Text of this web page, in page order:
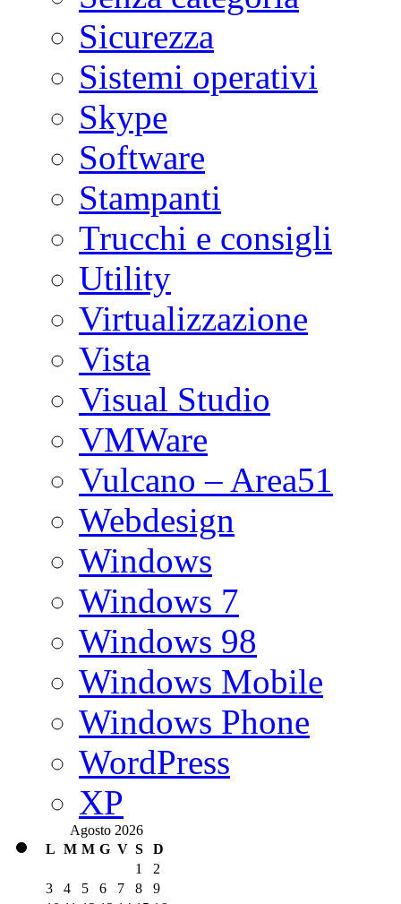
Sicurezza
Sistemi operativi
Skype
Software
Stampanti
Trucchi e consigli
Utility
Virtualizzazione
Vista
Visual Studio
VMWare
Vulcano – Area51
Webdesign
Windows
Windows 7
Windows 98
Windows Mobile
Windows Phone
WordPress
XP
Agosto 2026
L M M G V S
D
1
2
3
4 5 6 7 8
9